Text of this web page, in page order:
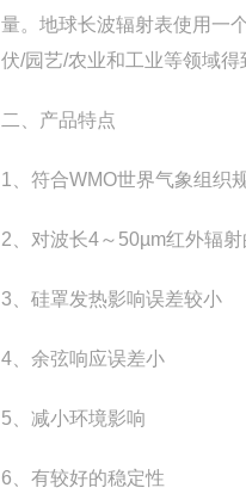
量。地球长波辐射表使用一
伏/园艺/农业和工业等领域得
二、产品特点
1、符合WMO世界气象组织
2、对波长4～50µm红外辐
3、硅罩发热影响误差较小
4、余弦响应误差小
5、减小环境影响
6、有较好的稳定性